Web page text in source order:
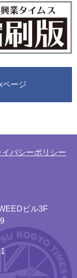
ページ
イバシーポリシー
ビル3F